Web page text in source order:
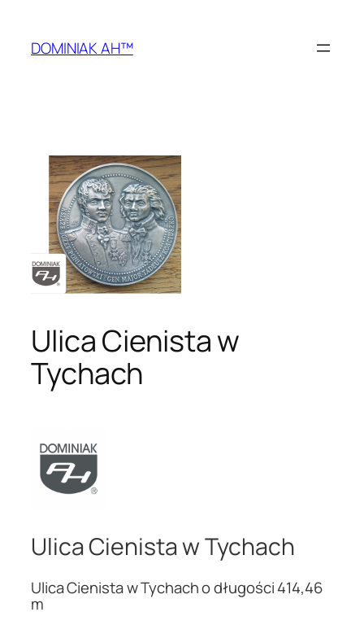
treściDOMINIAK AH™
Ulica Cienista w
Tychach
Ulica Cienista w Tychach
Ulica Cienista w Tychach o długości 414,46
m